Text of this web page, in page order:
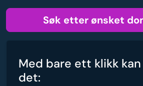
Søk etter ønsket
Med bare ett klikk
det: